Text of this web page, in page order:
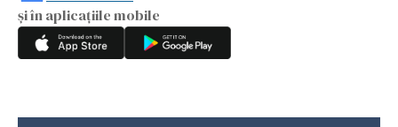
și în aplicațiile mobile